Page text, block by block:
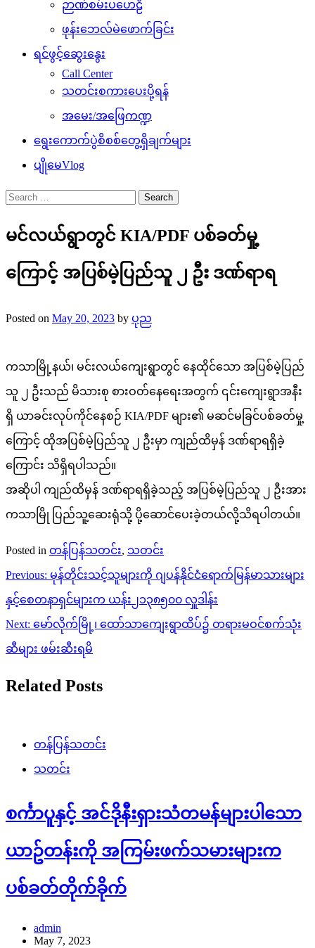
ဉာဏ်စမ်းပဟေဠိ
ဖုန်းဘေလ်မဲဖောက်ခြင်း
ရင်ဖွင့်ဆွေးနွေး
Call Center
သတင်းစကားပေးပို့ရန်
အမေး/အဖြေကဏ္ဍ
ရွေးကောက်ပွဲစိစစ်တွေ့ရှိချက်များ
ပျိုမေVlog
Search
for:
မင်လယ်ရွာတွင် KIA/PDF ပစ်ခတ်မှု့
ကြောင့် အပြစ်မဲ့ပြည်သူ ၂ ဦး ဒဏ်ရာရ
Posted on May 20, 2023 by ပုည
ကသာမြို့နယ်၊ မင်းလယ်ကျေးရွာတွင် နေထိုင်သော အပြစ်မဲ့ပြည်
သူ ၂ ဦးသည် မိသားစု စားဝတ်နေရေးအတွက် ၎င်းကျေးရွာအနီး
ရှိ ယာခင်းလုပ်ကိုင်နေစဉ် KIA/PDF များ၏ မဆင်မခြင်ပစ်ခတ်မှု့
ကြောင့် ထိုအပြစ်မဲ့ပြည်သူ ၂ ဦးမှာ ကျည်ထိမှန် ဒဏ်ရာရရှိခဲ့
ကြောင်း သိရှိရပါသည်။
အဆိုပါ ကျည်ထိမှန် ဒဏ်ရာရရှိခဲ့သည့် အပြစ်မဲ့ပြည်သူ ၂ ဦးအား
ကသာမြို ပြည်သူ့ဆေးရုံသို့ ပို့ဆောင်ပေးခဲ့တယ်လို့သိရပါတယ်။
Posted in တန်ပြန်သတင်း, သတင်း
Post
navigation
Previous: မုန်တိုင်းသင့်သူများကို ဂျပန်နိုင်ငံရောက်မြန်မာသားများ
နှင့်စေတနာရှင်များက ယန်း၂၁၃၈၅၀၀ လှူဒါန်း
Next: မော်လိုက်မြို့၊ ထော်သာကျေးရွာထိပ်၌ တရားမဝင်စက်သုံး
ဆီများ ဖမ်းဆီးရမိ
Related Posts
တန်ပြန်သတင်း
သတင်း
စင်္ကာပူနှင့် အင်ဒိုနီးရှားသံတမန်များပါသော
ယာဥ်တန်းကို အကြမ်းဖက်သမားများက
ပစ်ခတ်တိုက်ခိုက်
admin
May 7, 2023